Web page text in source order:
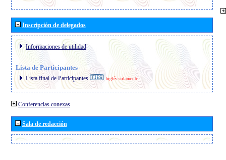
Inscripción de delegados
Informaciones de utilidad
Lista de Participantes
Lista final de Participantes Inglés solamente
Conferencias conexas
Sala de redacción